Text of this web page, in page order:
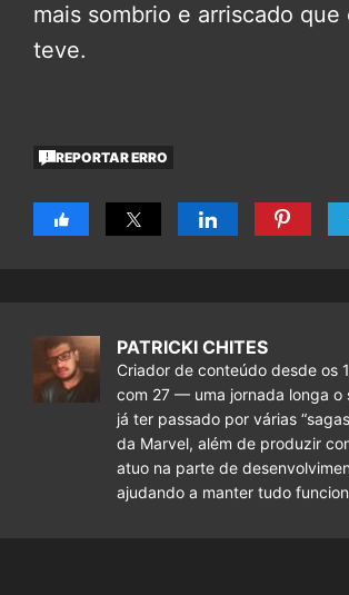
mais sombrio e arriscado que
teve.
REPORTAR ERRO
PATRICKI CHITES
Criador de conteúdo desde os
com 27 — uma jornada longa o
já ter passado por várias
da Marvel, além de produzir
atuo na parte de
ajudando a manter tudo